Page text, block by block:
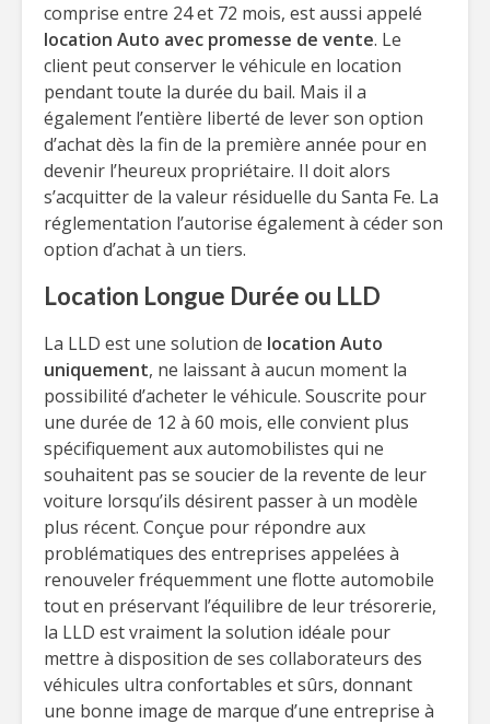
comprise entre 24 et 72 mois, est aussi appelé
location Auto avec promesse de vente. Le
client peut conserver le véhicule en location
pendant toute la durée du bail. Mais il a
également l’entière liberté de lever son option
d’achat dès la fin de la première année pour en
devenir l’heureux propriétaire. Il doit alors
s’acquitter de la valeur résiduelle du Santa Fe. La
réglementation l’autorise également à céder son
option d’achat à un tiers.
Location Longue Durée ou LLD
La LLD est une solution de location Auto
uniquement, ne laissant à aucun moment la
possibilité d’acheter le véhicule. Souscrite pour
une durée de 12 à 60 mois, elle convient plus
spécifiquement aux automobilistes qui ne
souhaitent pas se soucier de la revente de leur
voiture lorsqu’ils désirent passer à un modèle
plus récent. Conçue pour répondre aux
problématiques des entreprises appelées à
renouveler fréquemment une flotte automobile
tout en préservant l’équilibre de leur trésorerie,
la LLD est vraiment la solution idéale pour
mettre à disposition de ses collaborateurs des
véhicules ultra confortables et sûrs, donnant
une bonne image de marque d’une entreprise à